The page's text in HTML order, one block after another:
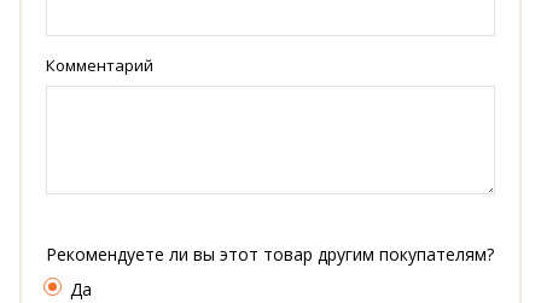
Комментарий
Рекомендуете ли вы этот товар другим покупателям?
Да